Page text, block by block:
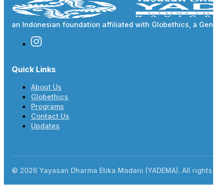
an Indonesian foundation affiliated with Globethics, a
Quick Links
About Us
Globethics
Programs
Contact Us
Updates
© 2026 Yayasan Dharma Etika Madani (YADEMA). All rights